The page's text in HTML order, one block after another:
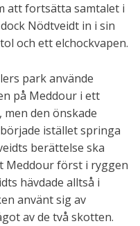
att fortsätta samtalet i
Nödtveidt in i sin
och ett elchockvapen.
park använde
på Meddour i ett
den önskade
istället springa
berättelse ska
Meddour först i ryggen
hävdade alltså i
använt sig av
av de två skotten.